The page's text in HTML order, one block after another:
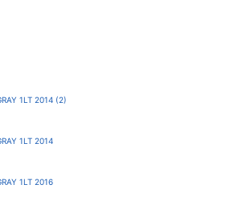
1LT 2014 (2)
1LT 2014
1LT 2016